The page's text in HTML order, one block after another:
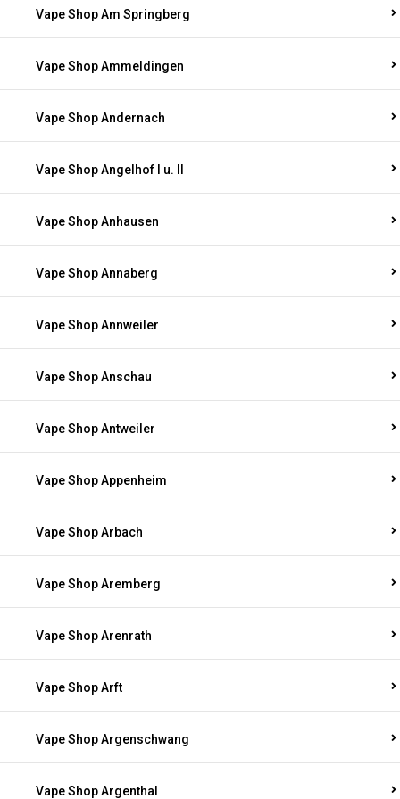
Vape Shop Am Springberg
Vape Shop Ammeldingen
Vape Shop Andernach
Vape Shop Angelhof I u. II
Vape Shop Anhausen
Vape Shop Annaberg
Vape Shop Annweiler
Vape Shop Anschau
Vape Shop Antweiler
Vape Shop Appenheim
Vape Shop Arbach
Vape Shop Aremberg
Vape Shop Arenrath
Vape Shop Arft
Vape Shop Argenschwang
Vape Shop Argenthal